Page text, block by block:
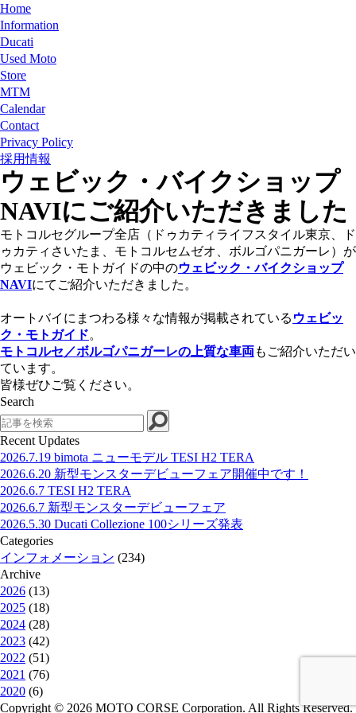
Home
Information
Ducati
Used Moto
Store
MTM
Calendar
Contact
Privacy Policy
採用情報
ウェビック・バイクショップ
NAVIにご紹介いただきました
モトコルセグループ全店（ドゥカティライフスタイル東京、ド
ゥカティさいたま、モトコルセムゼオ、ボルゴパニガーレ）が
ウェビック・モトガイドの中のウェビック・バイクショップ
NAVIにてご紹介いただきました。
オートバイにまつわる様々な情報が掲載されている ウェビッ
ク・モトガイド。
モトコルセ／ボルゴパニガーレの上質な車両もご紹介いただい
ています。
皆様ぜひご覧ください。
Search
Search
Recent Updates
2026.7.19 bimota ニューモデル TESI H2 TERA
2026.6.20 新型モンスターデビューフェア開催中です！
2026.6.7 TESI H2 TERA
2026.6.7 新型モンスターデビューフェア
2026.5.30 Ducati Collezione 100シリーズ発表
Categories
インフォメーション (234)
Archive
2026 (13)
2025 (18)
2024 (28)
2023 (42)
2022 (51)
2021 (76)
2020 (6)
Copyright © 2026 MOTO CORSE Corporation. All Rights Reserved.